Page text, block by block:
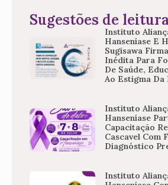
Sugestões de
Instituto
Hanseníase E
Sugisawa
Inédita Para
De Saúde,
Ao Estigma Da
Instituto
Hanseníase
Capacitação
Cascavel Com
Diagnóstico
Instituto